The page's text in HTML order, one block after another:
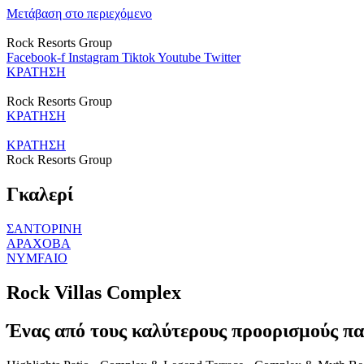
Μετάβαση στο περιεχόμενο
Rock Resorts Group
Facebook-f Instagram TiktokYoutube Twitter
ΚΡΑΤΗΣΗ
Rock Resorts Group
ΚΡΑΤΗΣΗ
ΚΡΑΤΗΣΗ
Rock Resorts Group
Γκαλερί
ΣΑΝΤΟΡΙΝΗ
ΑΡΑΧΟΒΑ
NYMFAIO
Rock Villas Complex
Ένας από τους καλύτερους προορισμούς